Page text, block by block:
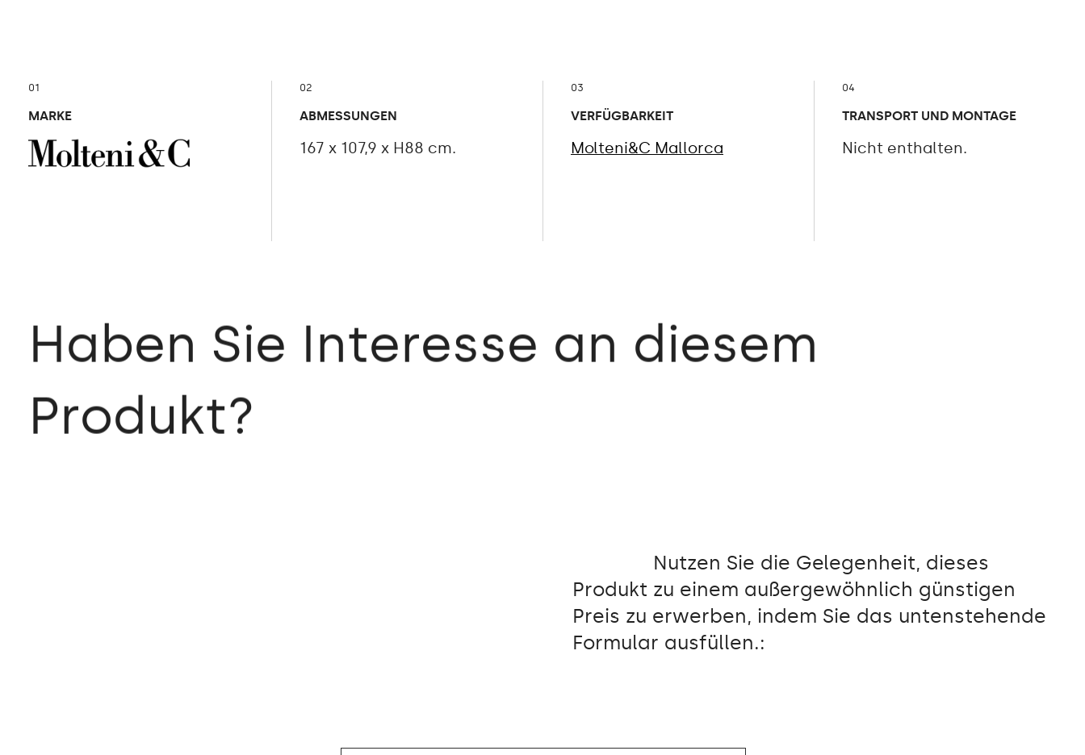
01
MARKE
02
ABMESSUNGEN
167 x 107,9 x H88 cm.
03
VERFÜGBARKEIT
Molteni&C Mallorca
04
TRANSPORT UND MONTAGE
Nicht enthalten.
Haben Sie Interesse an diesem
Produkt?
Nutzen Sie die Gelegenheit, dieses
Produkt zu einem außergewöhnlich günstigen
Preis zu erwerben, indem Sie das untenstehende
Formular ausfüllen.: